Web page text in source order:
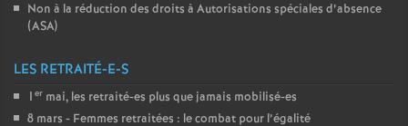
Non à la réduction des droits à Autorisations spéciales d’absence
(ASA)
LES RETRAITÉ-E-S
1 er mai, les retraité-es plus que jamais mobilisé-es
8 mars - Femmes retraitées : le combat pour l’égalité